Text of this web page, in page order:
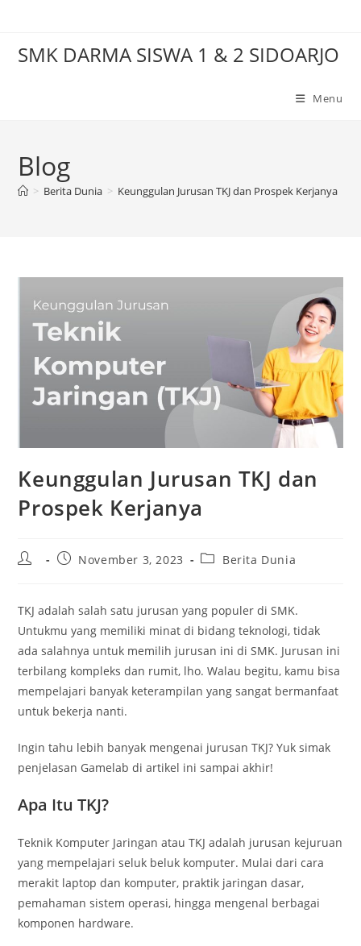
contentSMK DARMA SISWA 1 & 2 SIDOARJO
Menu
Blog
> Berita Dunia > Keunggulan Jurusan TKJ dan Prospek Kerjanya
Keunggulan Jurusan TKJ dan
Prospek Kerjanya
Post
PostNovember 3, 2023
PostBerita Dunia
TKJ adalah salah satu jurusan yang populer di SMK.
Untukmu yang memiliki minat di bidang teknologi, tidak
ada salahnya untuk memilih jurusan ini di SMK. Jurusan ini
terbilang kompleks dan rumit, lho. Walau begitu, kamu bisa
mempelajari banyak keterampilan yang sangat bermanfaat
untuk bekerja nanti.
Ingin tahu lebih banyak mengenai jurusan TKJ? Yuk simak
penjelasan Gamelab di artikel ini sampai akhir!
Apa Itu TKJ?
Teknik Komputer Jaringan atau TKJ adalah jurusan kejuruan
yang mempelajari seluk beluk komputer. Mulai dari cara
merakit laptop dan komputer, praktik jaringan dasar,
pemahaman sistem operasi, hingga mengenal berbagai
komponen hardware.